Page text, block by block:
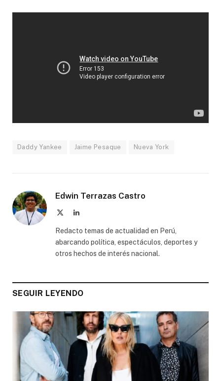
Daddy Yankee Jaime Pesaque Nueva York
Edwin Terrazas Castro
LinkedIn
Redacto temas de actualidad en Perú,
abarcando política, espectáculos, deportes y
otros hechos de interés nacional.
SEGUIR LEYENDO